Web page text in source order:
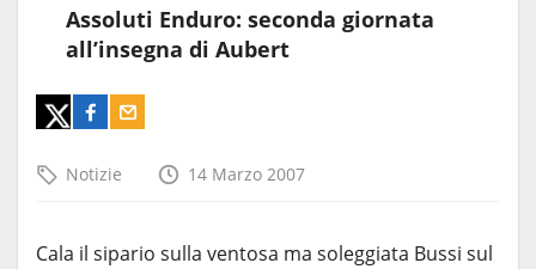
Assoluti Enduro: seconda giornata
all’insegna di Aubert
Notizie 14 Marzo 2007
Cala il sipario sulla ventosa ma soleggiata Bussi sul